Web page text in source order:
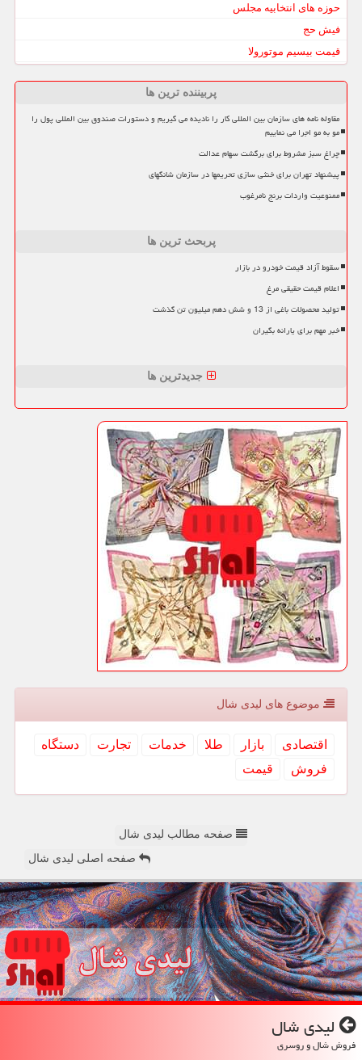
حوزه های انتخابیه مجلس
فیش حج
قیمت بیسیم موتورولا
پربیننده ترین ها
مقاوله نامه های سازمان بین المللی کار را نادیده می گیریم و دستورات صندوق بین المللی پول را
مو به مو اجرا می نماییم
چراغ سبز مشروط برای برگشت سهام عدالت
پیشنهاد تهران برای خنثی سازی تحریمها در سازمان شانگهای
ممنوعیت واردات برنج نامرغوب
پربحث ترین ها
سقوط آزاد قیمت خودرو در بازار
اعلام قیمت حقیقی مرغ
تولید محصولات باغی از 13 و شش دهم میلیون تن گذشت
خبر مهم برای یارانه بگیران
جدیدترین ها
موضوع های لیدی شال
اقتصادی بازار طلا خدمات تجارت
دستگاه
فروش
قیمت
صفحه مطالب لیدی شال
صفحه اصلی لیدی شال
لیدی شال
فروش شال و روسری